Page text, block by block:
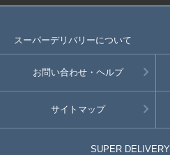
スーパーデリバリーについて
お問い合わせ・ヘルプ
サイトマップ
SUPER DELIVERY